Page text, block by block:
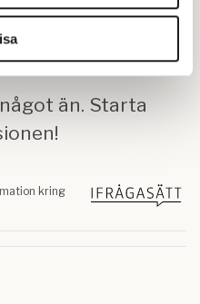
och annan
sociala medier och
vi samarbetar med.
eller som de har
tjänster.